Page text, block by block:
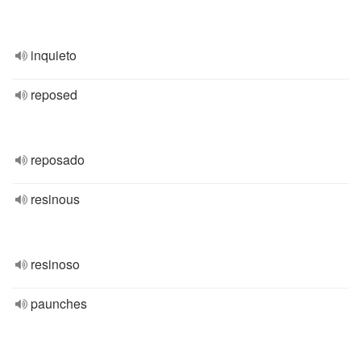
inquieto
reposed
reposado
resinous
resinoso
paunches